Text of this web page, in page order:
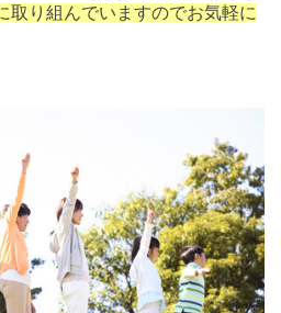
取り組んでいますのでお気軽に